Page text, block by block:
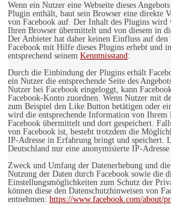
Wenn ein Nutzer eine Webseite dieses
Plugin enthält, baut sein Browser eine direkte
von Facebook auf. Der Inhalt des Plugins wird
Ihren Browser übermittelt und von diesem in
Der Anbieter hat daher keinen Einfluss auf
Facebook mit Hilfe dieses Plugins erhebt und
entsprechend seinem Kenntnisstand:
Durch die Einbindung der Plugins erhält
ein Nutzer die entsprechende Seite des
Nutzer bei Facebook eingeloggt, kann
Facebook-Konto zuordnen. Wenn Nutzer mit
zum Beispiel den Like Button betätigen oder
wird die entsprechende Information von Ihrem
Facebook übermittelt und dort gespeichert.
von Facebook ist, besteht trotzdem die
IP-Adresse in Erfahrung bringt und speichert.
Deutschland nur eine anonymisierte IP-Adresse
Zweck und Umfang der Datenerhebung und
Nutzung der Daten durch Facebook sowie die
Einstellungsmöglichkeiten zum Schutz der
können diese den Datenschutzhinweisen von
entnehmen: https://www.facebook.com/about/